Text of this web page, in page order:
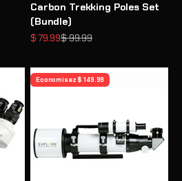
Carbon Trekking Poles Set
(Bundle)
Prix de vente
$ 79.99Prix normal
$ 99.99
Economisez $ 149.99